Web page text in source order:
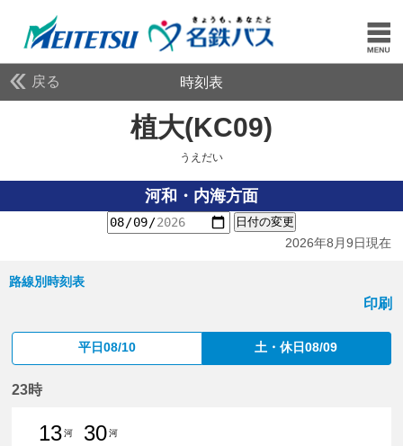
戻る 時刻表
植大(KC09)
うえだい
河和・内海方面
日付の変更
2026年8月9日現在
路線別時刻表
印刷
平日08/10 土・休日08/09
23時
13河
30河